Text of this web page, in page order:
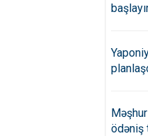
ödəniş